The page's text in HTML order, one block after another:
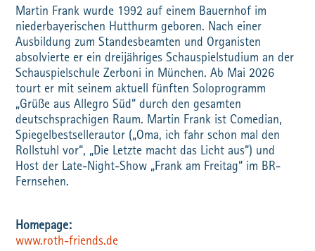
Martin Frank wurde 1992 auf einem Bauernhof im
niederbayerischen Hutthurm geboren. Nach einer
Ausbildung zum Standesbeamten und Organisten
absolvierte er ein dreijähriges Schauspielstudium an der
Schauspielschule Zerboni in München. Ab Mai 2026
tourt er mit seinem aktuell fünften Soloprogramm
„Grüße aus Allegro Süd“ durch den gesamten
deutschsprachigen Raum. Martin Frank ist Comedian,
Spiegelbestsellerautor („Oma, ich fahr schon mal den
Rollstuhl vor“, „Die Letzte macht das Licht aus“) und
Host der Late-Night-Show „Frank am Freitag“ im BR-
Fernsehen.
www.roth-friends.de